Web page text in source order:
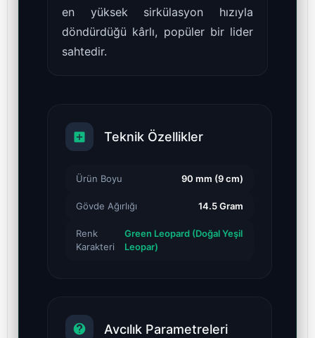
en yüksek sirkülasyon hızıyla
döndürdüğü kârlı, popüler bir lider
sahtedir.
Teknik Özellikler
Ürün Boyu 90 mm (9 cm)
Gövde Ağırlığı 14.5 Gram
Renk
Karakteri
Green Leopard (Doğal Yeşil
Leopar)
Avcılık Parametreleri